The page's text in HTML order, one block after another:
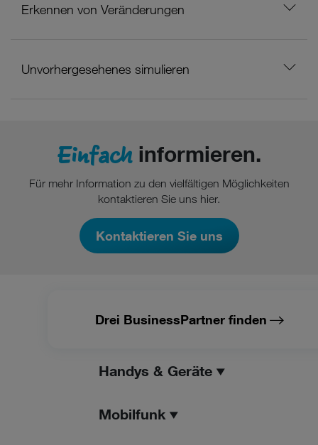
Erkennen von Veränderungen
Unvorhergesehenes simulieren
Einfachinformieren.
Für mehr Information zu den vielfältigen Möglichkeiten
kontaktieren Sie uns hier.
Kontaktieren Sie uns
Drei BusinessPartner finden
Handys & Geräte
Mobilfunk